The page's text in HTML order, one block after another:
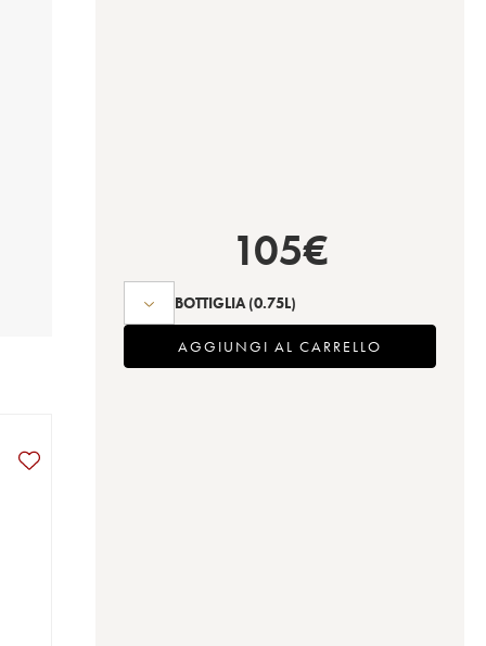
105€
BOTTIGLIA (0.75L)
AGGIUNGI AL CARRELLO